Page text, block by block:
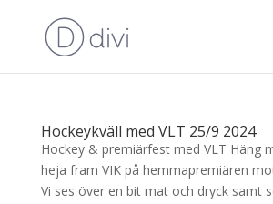
Hockeykväll med VLT 25/9 2024
Hockey & premiärfest med VLT Häng
heja fram VIK på hemmapremiären
Vi ses över en bit mat och dryck samt